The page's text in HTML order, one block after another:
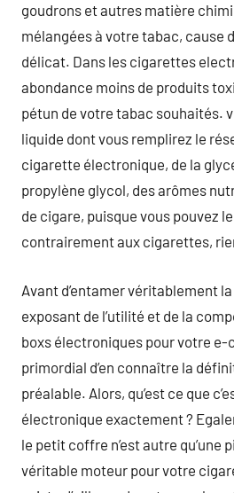
goudrons et autres matière
mélangées à votre tabac, cause
délicat. Dans les cigarettes
abondance moins de produits
pétun de votre tabac souhaités.
liquide dont vous remplirez le
cigarette électronique, de la
propylène glycol, des arômes
de cigare, puisque vous pouvez
contrairement aux cigarettes,
Avant d’entamer véritablement
exposant de l’utilité et de la
boxs électroniques pour votre
primordial d’en connaître la
préalable. Alors, qu’est ce que
électronique exactement ?
le petit coffre n’est autre qu’une
véritable moteur pour votre